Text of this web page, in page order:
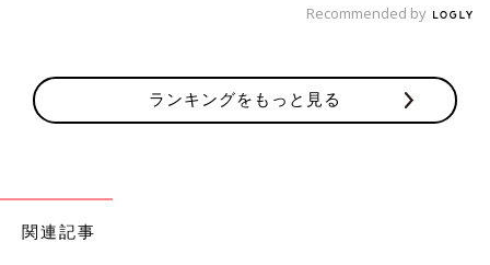
りの原因となります。
じたり、目の乾いた状態が続き疲労したりしてしまう状態。
Recommended by
ランキングをもっと見る
関連記事